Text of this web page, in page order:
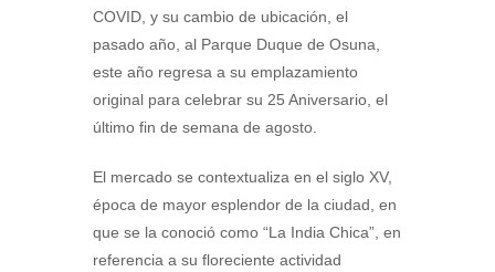
COVID, y su cambio de ubicación, el
pasado año, al Parque Duque de Osuna,
este año regresa a su emplazamiento
original para celebrar su 25 Aniversario, el
último fin de semana de agosto.
El mercado se contextualiza en el siglo XV,
época de mayor esplendor de la ciudad, en
que se la conoció como “La India Chica”, en
referencia a su floreciente actividad